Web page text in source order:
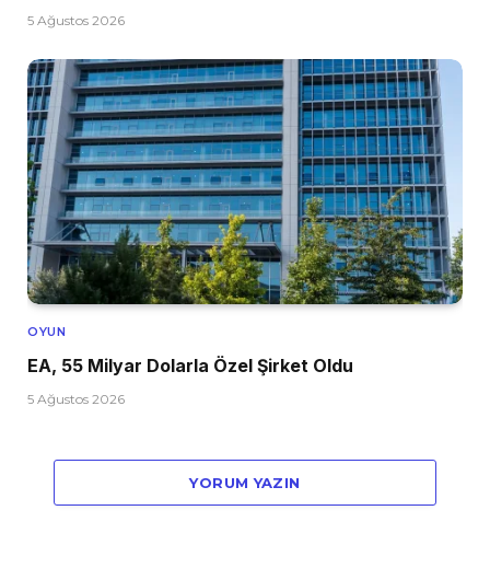
5 Ağustos 2026
OYUN
EA, 55 Milyar Dolarla Özel Şirket Oldu
5 Ağustos 2026
YORUM YAZIN